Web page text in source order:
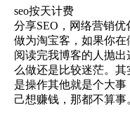
seo按天计费
分享SEO，网络营销
做为淘宝客，如果你在
阅读完我博客的人抛
么做还是比较迷茫。其
是操作其他就是个大
己想赚钱，那都不算事